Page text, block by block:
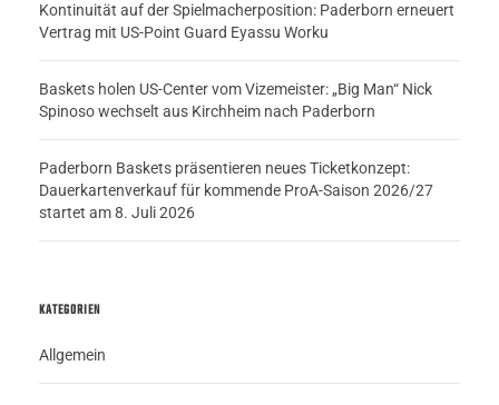
Kontinuität auf der Spielmacherposition: Paderborn erneuert
Vertrag mit US-Point Guard Eyassu Worku
Baskets holen US-Center vom Vizemeister: „Big Man“ Nick
Spinoso wechselt aus Kirchheim nach Paderborn
Paderborn Baskets präsentieren neues Ticketkonzept:
Dauerkartenverkauf für kommende ProA-Saison 2026/27
startet am 8. Juli 2026
KATEGORIEN
Allgemein